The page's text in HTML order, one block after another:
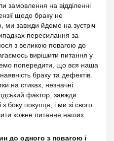
замовлення на відділенні
щодо браку не
ми завжди йдемо на зустріч
пересилання за
з великою повагою до
вирішити питання у
попередити, що вся наша
браку та дефектів.
на стиках, незначні
фактор, завжди
з боку покупця, і ми зі свого
кожне питання наших
до одного з повагою і